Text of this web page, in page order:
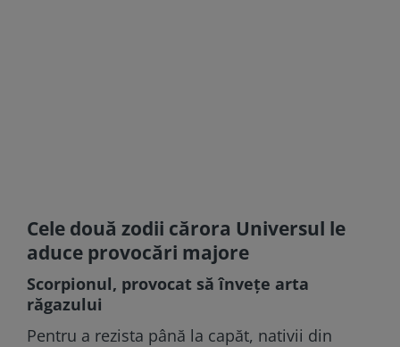
Cele două zodii cărora Universul le
aduce provocări majore
Scorpionul, provocat să învețe arta
răgazului
Pentru a rezista până la capăt, nativii din